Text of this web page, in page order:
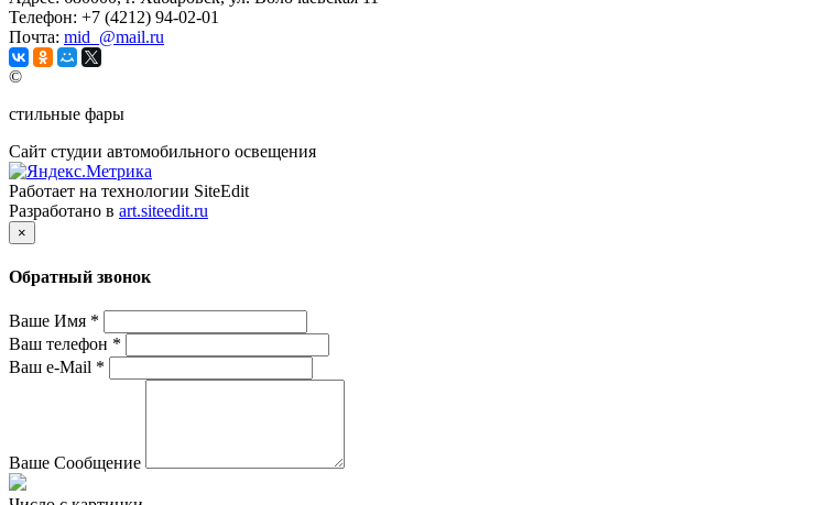
Телефон: +7 (4212) 94-02-01
Почта: mid_@mail.ru
©
стильные фары
Сайт студии автомобильного освещения
Работает на технологии SiteEdit
Разработано в art.siteedit.ru
×
Обратный звонок
Ваше Имя *
Ваш телефон *
Ваш e-Mail *
Ваше Сообщение